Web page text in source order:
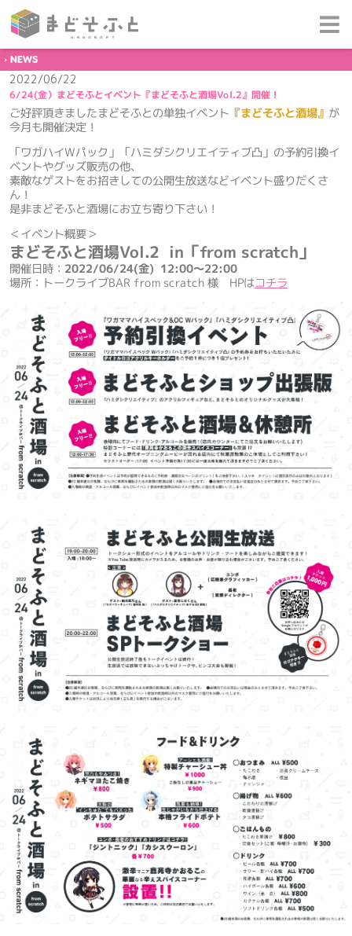
NEWS
2022/06/22
6/24(金）まどそふとイベント『まどそふと酒場Vol.2』開催！
ご好評頂きましたまどそふとの単独イベント 『まどそふと酒場』 が
今月も開催決定！
「ワガハイWパック」「ハミダシクリエイティブ凸」の予約引換イ
ベントやグッズ販売の他、
素敵なゲストをお招きしての公開生放送などイベント盛りだくさ
ん！
是非まどそふと酒場にお立ち寄り下さい！
＜イベント概要＞
まどそふと酒場Vol.2 in「from scratch」
開催日時： 2022/06/24(金) 12:00～22:00
場所：トークライブBAR from scratch 様 HPはコチラ